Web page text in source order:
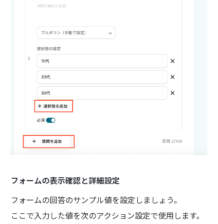
フォームの表示確認と詳細設定
フォームの回答のサンプル値を設定しましょう。
ここで入力した値を次のアクション設定で使用します。